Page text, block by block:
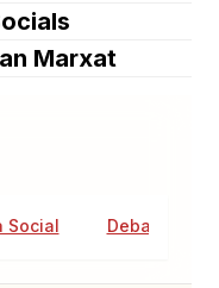
Marxat
Social Debat Públic